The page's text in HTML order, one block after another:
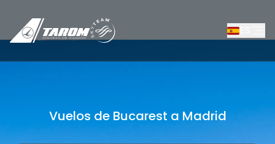
Vuelos de Bucarest a Madrid